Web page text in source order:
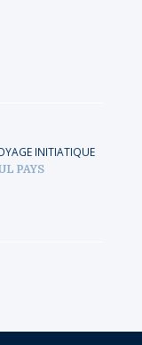
INITIATIQUE
PAYS